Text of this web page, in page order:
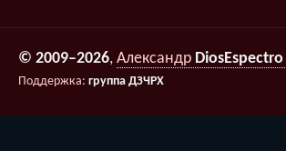
© 2009–2026, Александр DiosEspectro
Поддержка: группа ДЗЧРХ